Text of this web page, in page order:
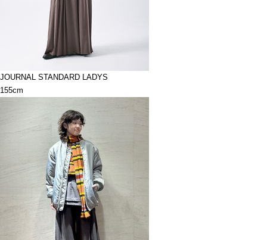
JOURNAL STANDARD LADYS
155cm